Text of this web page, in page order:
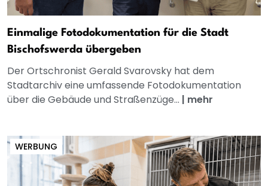
Einmalige Fotodokumentation für die Stadt
Bischofswerda übergeben
Der Ortschronist Gerald Svarovsky hat dem
Stadtarchiv eine umfassende Fotodokumentation
über die Gebäude und Straßenzüge... | mehr
WERBUNG